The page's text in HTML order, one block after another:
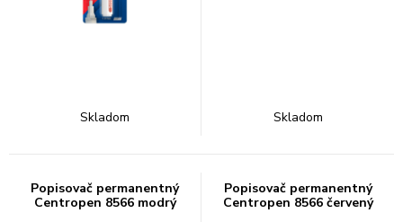
Skladom Skladom
Popisovač permanentný
Centropen 8566 modrý
Popisovač permanentný
Centropen 8566 červený